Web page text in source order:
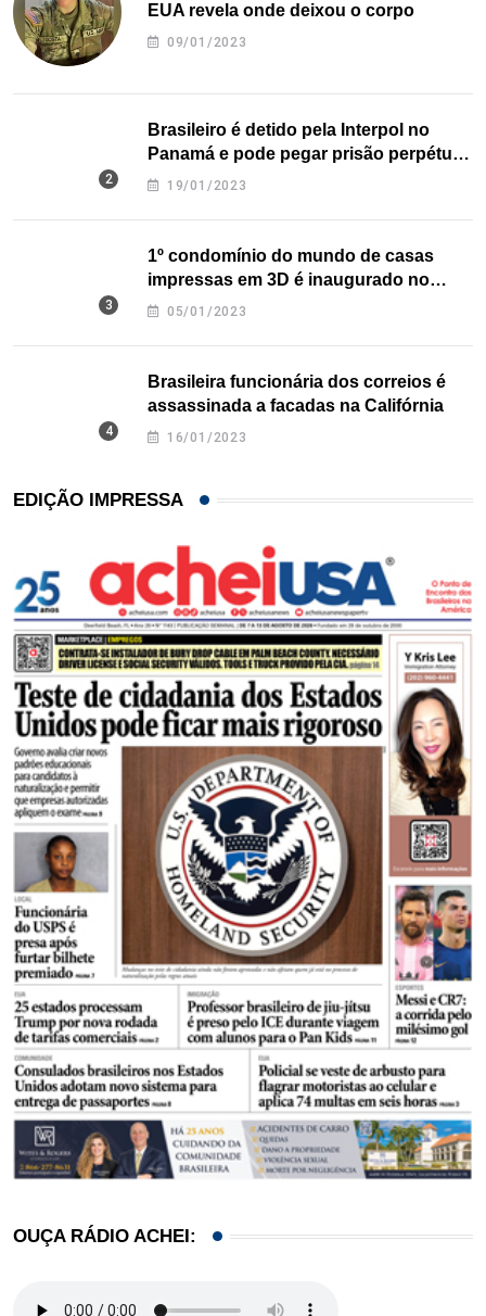
EUA revela onde deixou o corpo
09/01/2023
Brasileiro é detido pela Interpol no
Panamá e pode pegar prisão perpétua
nos EUA
19/01/2023
1º condomínio do mundo de casas
impressas em 3D é inaugurado no
Texas
05/01/2023
Brasileira funcionária dos correios é
assassinada a facadas na Califórnia
16/01/2023
EDIÇÃO IMPRESSA
OUÇA RÁDIO ACHEI: